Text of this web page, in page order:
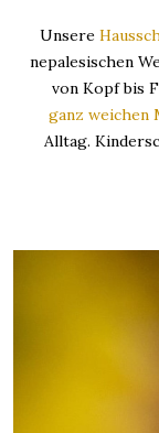
Unsere
nepalesischen
von Kopf bis
ganz weichen
Alltag.